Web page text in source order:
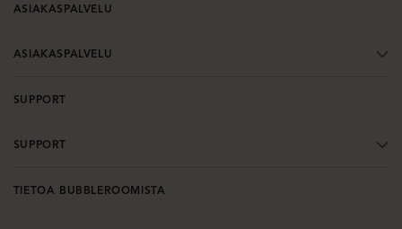
ASIAKASPALVELU
ASIAKASPALVELU
SUPPORT
SUPPORT
TIETOA BUBBLEROOMISTA